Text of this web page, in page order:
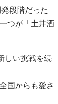
段階だった
つが「土井酒
しい挑戦を続
国からも愛さ